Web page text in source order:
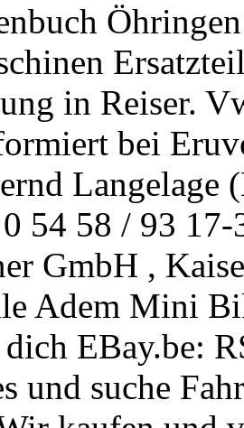
in Reiser.
bei
Langelage
54 58 / 93
GmbH ,
Adem Mini
EBay.be:
und suche